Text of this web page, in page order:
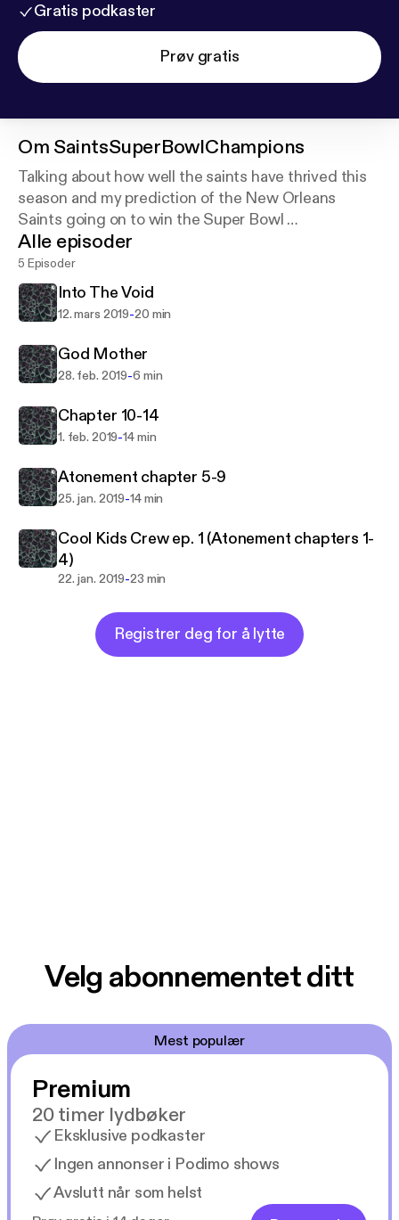
Gratis podkaster
Prøv gratis
Om SaintsSuperBowlChampions
Talking about how well the saints have thrived this
season and my prediction of the New Orleans
Saints going on to win the Super Bowl
Cover art photo provided by Daniel Hjalmarsson on
Unsplash:
Alle episoder
5 Episoder
Into The Void
12. mars 2019-20 min
God Mother
28. feb. 2019-6 min
Chapter 10-14
1. feb. 2019-14 min
Atonement chapter 5-9
25. jan. 2019-14 min
Cool Kids Crew ep. 1 (Atonement chapters 1-
4)
22. jan. 2019-23 min
Registrer deg for å lytte
Velg abonnementet ditt
Mest populær
Premium
20 timer lydbøker
Eksklusive podkaster
Ingen annonser i Podimo shows
Avslutt når som helst